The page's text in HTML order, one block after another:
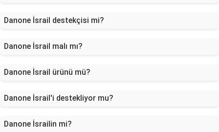
Danone İsrail destekçisi mi?
Danone İsrail malı mı?
Danone İsrail ürünü mü?
Danone İsrail'i destekliyor mu?
Danone İsrailin mi?